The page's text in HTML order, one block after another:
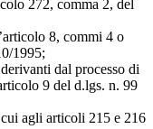
272, comma 2, del
8, commi 4 o
1995;
dal processo di
9 del d.lgs. n. 99
agli articoli 215 e 216